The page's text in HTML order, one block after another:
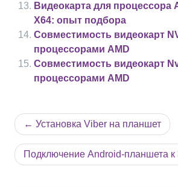
Видеокарта для процессора
X64: опыт подбора
Совместимость видеокарт
процессорами AMD
Совместимость видеокарт
процессорами AMD
Навигация
по
записям
Установка Viber на планшет
Подключение Android-планшета